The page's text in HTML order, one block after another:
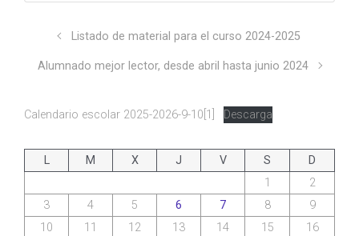
Listado de material para el curso 2024-2025
Alumnado mejor lector, desde abril hasta junio 2024
Calendario escolar 2025-2026-9-10[1] Descarga
L M X J V S
D
1
2
3
4 5 6 7 8
9
10
11 12 13 14 15
16